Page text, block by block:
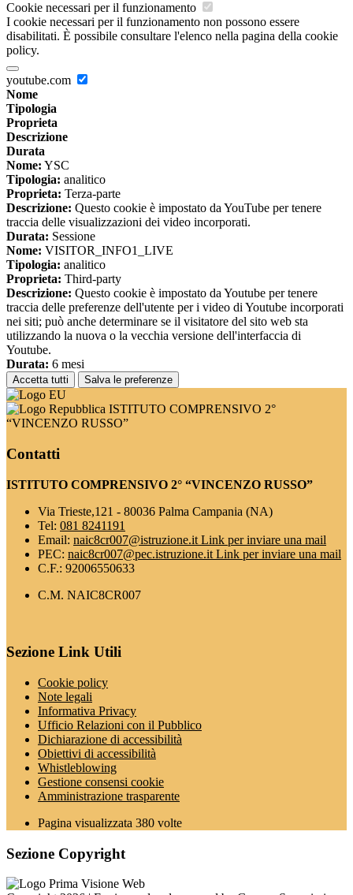
Cookie necessari per il funzionamento
I cookie necessari per il funzionamento non possono essere
disabilitati. È possibile consultare l'elenco nella pagina della cookie
policy.
youtube.com
Nome
Tipologia
Proprieta
Descrizione
Durata
Nome: YSC
Tipologia: analitico
Proprieta: Terza-parte
Descrizione: Questo cookie è impostato da YouTube per tenere
traccia delle visualizzazioni dei video incorporati.
Durata: Sessione
Nome: VISITOR_INFO1_LIVE
Tipologia: analitico
Proprieta: Third-party
Descrizione: Questo cookie è impostato da Youtube per tenere
traccia delle preferenze dell'utente per i video di Youtube incorporati
nei siti; può anche determinare se il visitatore del sito web sta
utilizzando la nuova o la vecchia versione dell'interfaccia di
Youtube.
Durata: 6 mesi
Accetta tutti Salva le preferenze
ISTITUTO COMPRENSIVO 2°
“VINCENZO RUSSO”
Contatti
ISTITUTO COMPRENSIVO 2° “VINCENZO RUSSO”
Via Trieste,121 - 80036 Palma Campania (NA)
Tel: 081 8241191
Email: naic8cr007@istruzione.it Link per inviare una mail
PEC: naic8cr007@pec.istruzione.it Link per inviare una mail
C.F.: 92006550633
C.M. NAIC8CR007
Sezione Link Utili
Cookie policy
Note legali
Informativa Privacy
Ufficio Relazioni con il Pubblico
Dichiarazione di accessibilità
Obiettivi di accessibilità
Whistleblowing
Gestione consensi cookie
Amministrazione trasparente
Pagina visualizzata 380 volte
Sezione Copyright